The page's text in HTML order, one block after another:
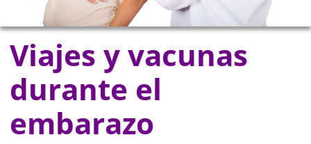
Viajes y vacunas
durante el
embarazo